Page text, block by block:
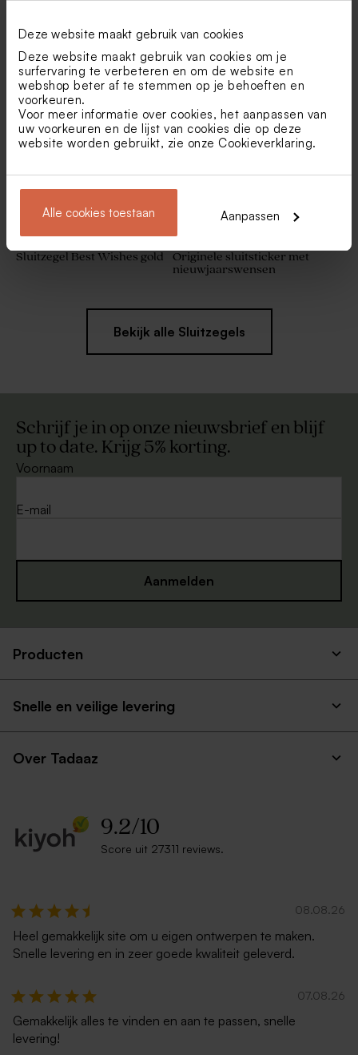
Deze website maakt gebruik van cookies
Deze website maakt gebruik van cookies om je
surfervaring te verbeteren en om de website en
webshop beter af te stemmen op je behoeften en
voorkeuren.
Voor meer informatie over cookies, het aanpassen van
uw voorkeuren en de lijst van cookies die op deze
website worden gebruikt, zie onze Cookieverklaring.
Alle cookies toestaan Aanpassen
Sluitzegel met zilveren
kerstboompjes
Sluitzegel met gouden
huisjes
Sluitzegel Best Wishes gold
Originele sluitsticker met
nieuwjaarswensen
Bekijk alle Sluitzegels
Schrijf je in op onze nieuwsbrief en blijf
up to date. Krijg 5% korting.
Voornaam
E-mail
Aanmelden
Producten
Snelle en veilige levering
Over Tadaaz
9.2/10
Score uit 27311 reviews.
08.08.26
Heel gemakkelijk site om u eigen ontwerpen te maken.
Snelle levering en in zeer goede kwaliteit geleverd.
07.08.26
Gemakkelijk alles te vinden en aan te passen, snelle
levering!